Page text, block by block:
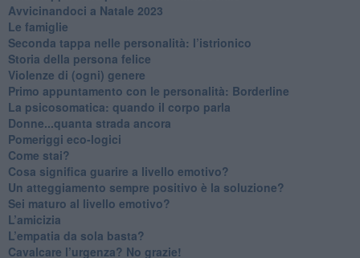
​Avvicinandoci a Natale 2023
Le famiglie
Seconda tappa nelle personalità: l’istrionico
​Storia della persona felice
Violenze di (ogni) genere
​Primo appuntamento con le personalità: Borderline
La psicosomatica: quando il corpo parla
Donne...quanta strada ancora
​Pomeriggi eco-logici
​Come stai?
Cosa significa guarire a livello emotivo?
​Un atteggiamento sempre positivo è la soluzione?
​Sei maturo al livello emotivo?
​L’amicizia
​L’empatia da sola basta?
​Cavalcare l’urgenza? No grazie!